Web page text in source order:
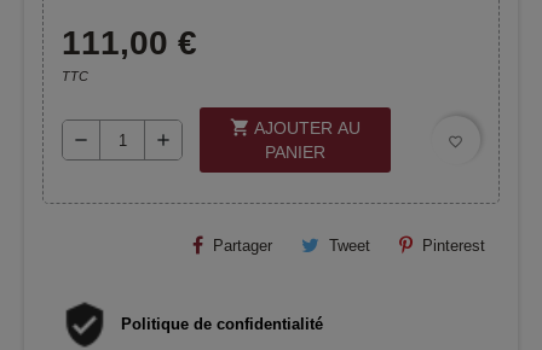
111,00 €
TTC
remove add
shopping_cart AJOUTER AU
PANIER
favorite_border
Partager Tweet Pinterest
Politique de confidentialité